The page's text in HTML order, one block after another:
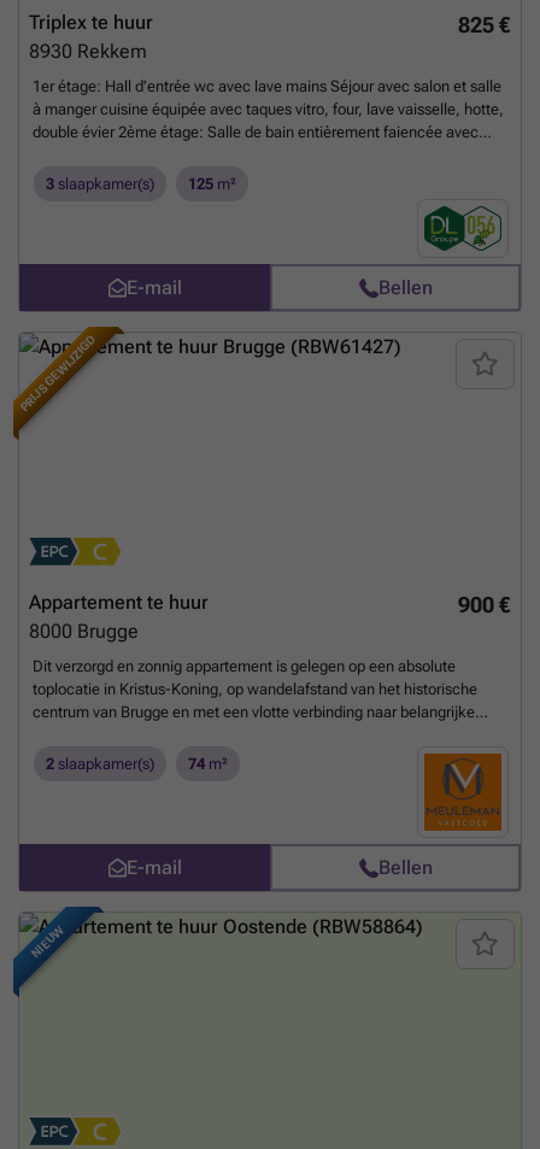
bovendien een extra geventileerde buitenberging, voorzien van eigen
elektriciteit en wateraansluiting. Extra troef: een garagebox is
inbegrepen in de huurprijs! Voor meer info bel ### of kom langs op
ons kantoor te Assebroek, Generaal Lemanlaan 202 (´t
Perretje). Meer weten?
825 €
Triplex te huur
8930 Rekkem
1er étage: Hall d'entrée wc avec lave mains Séjour avec salon et salle
à manger cuisine équipée avec taques vitro, four, lave vaisselle, hotte,
double évier 2ème étage: Salle de bain entièrement faiencée avec
chambre avec parquet Caractéristiques: Chauffage central au gaz
3 slaapkamer(s) 125 m²
E-mail Bellen
PRIJS GEWIJZIGD
900 €
Appartement te huur
8000 Brugge
Dit verzorgd en zonnig appartement is gelegen op een absolute
toplocatie in Kristus-Koning, op wandelafstand van het historische
centrum van Brugge en met een vlotte verbinding naar belangrijke
stedelijke voorzieningen. Het appartement is gelegen op de tweede
verdieping (geen lift aanwezig!). Omvat een inkomhal, LICHTRIJKE
woonkamer met balkon, een ingerichte keuken, twee slaapkamers,
ingerichte badkamer, voorzien van inloopdouche, lavabo en toilet. Het
appartement bevat ook een terras en een RUIME private kelderberging
(15m²). Dit is ideaal voor de fietsen en voor uw wasmachine en
droogkast.Algemene kosten bedragen 25 euro per maand.
VERZORGDE RESIDENTIE! Meer weten?
2 slaapkamer(s) 74 m²
E-mail Bellen
NIEUW